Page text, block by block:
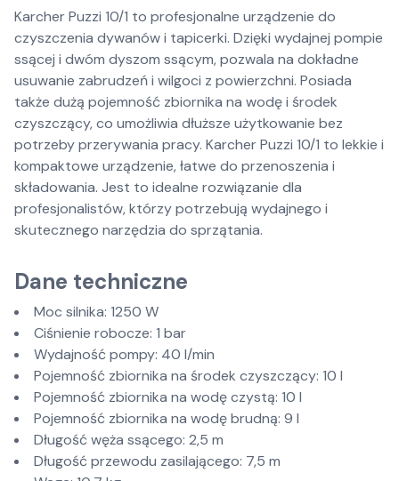
Karcher Puzzi 10/1 to profesjonalne urządzenie do
czyszczenia dywanów i tapicerki. Dzięki wydajnej pompie
ssącej i dwóm dyszom ssącym, pozwala na dokładne
usuwanie zabrudzeń i wilgoci z powierzchni. Posiada
także dużą pojemność zbiornika na wodę i środek
czyszczący, co umożliwia dłuższe użytkowanie bez
potrzeby przerywania pracy. Karcher Puzzi 10/1 to lekkie i
kompaktowe urządzenie, łatwe do przenoszenia i
składowania. Jest to idealne rozwiązanie dla
profesjonalistów, którzy potrzebują wydajnego i
skutecznego narzędzia do sprzątania.
Dane techniczne
Moc silnika: 1250 W
Ciśnienie robocze: 1 bar
Wydajność pompy: 40 l/min
Pojemność zbiornika na środek czyszczący: 10 l
Pojemność zbiornika na wodę czystą: 10 l
Pojemność zbiornika na wodę brudną: 9 l
Długość węża ssącego: 2,5 m
Długość przewodu zasilającego: 7,5 m